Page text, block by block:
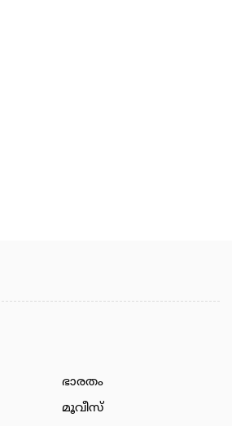
ഭാരതം
മൂവീസ്